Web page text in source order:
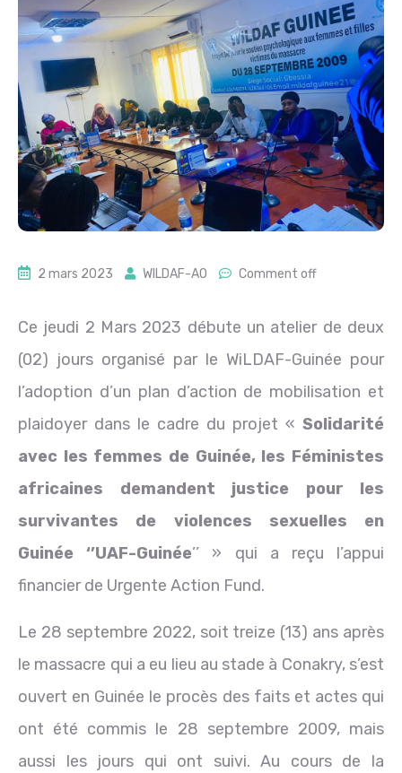
2 mars 2023 WILDAF-AO Comment off
Ce jeudi 2 Mars 2023 débute un atelier de deux
(02) jours organisé par le WiLDAF-Guinée pour
l’adoption d’un plan d’action de mobilisation et
plaidoyer dans le cadre du projet « Solidarité
avec les femmes de Guinée, les Féministes
africaines demandent justice pour les
survivantes de violences sexuelles en
Guinée ‘’UAF-Guinée’’ » qui a reçu l’appui
financier de Urgente Action Fund.
Le 28 septembre 2022, soit treize (13) ans après
le massacre qui a eu lieu au stade à Conakry, s’est
ouvert en Guinée le procès des faits et actes qui
ont été commis le 28 septembre 2009, mais
aussi les jours qui ont suivi. Au cours de la